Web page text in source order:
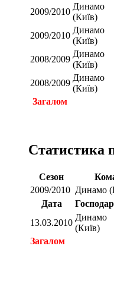
2009/2010
Динамо
(Київ)
2009/2010
Динамо
(Київ)
2008/2009
Динамо
(Київ)
2008/2009
Динамо
(Київ)
Загалом
Статистика
Сезон
2009/2010 Динамо
Дата
Господар
13.03.2010
Динамо
(Київ)
Загалом